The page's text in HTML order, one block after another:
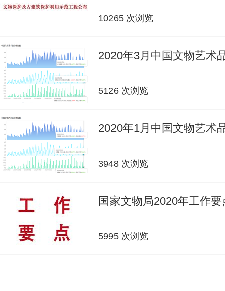
10265 次浏览
2020年3月中国文物艺术
5126 次浏览
2020年1月中国文物艺术
3948 次浏览
国家文物局2020年工作要
5995 次浏览